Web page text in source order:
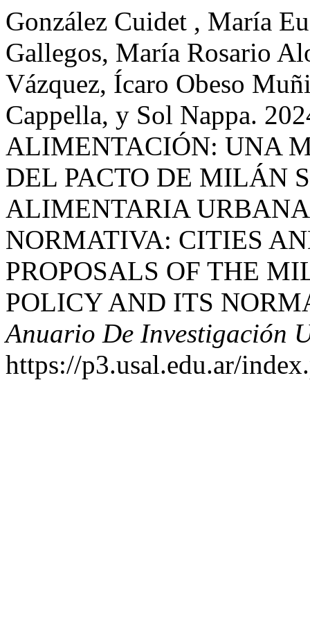
González Cuidet , María
Gallegos, María Rosario
Vázquez, Ícaro Obeso
Cappella, y Sol Nappa.
ALIMENTACIÓN: UNA
DEL PACTO DE MILÁN
ALIMENTARIA
NORMATIVA: CITIES
PROPOSALS OF THE
POLICY AND ITS
Anuario De Investigación
https://p3.usal.edu.ar/